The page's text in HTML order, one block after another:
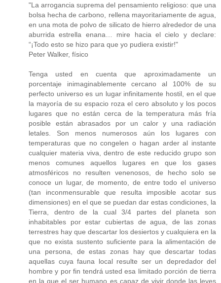
"La arrogancia suprema del pensamiento religioso: que una
bolsa hecha de carbono, rellena mayoritariamente de agua,
en una mota de polvo de silicato de hierro alrededor de una
aburrida estrella enana… mire hacia el cielo y declare:
“¡Todo esto se hizo para que yo pudiera existir!"
Peter Walker, físico
Tenga usted en cuenta que aproximadamente un
porcentaje inimaginablemente cercano al 100% de su
perfecto universo es un lugar infinitamente hostil, en el que
la mayoría de su espacio roza el cero absoluto y los pocos
lugares que no están cerca de la temperatura más fría
posible están abrasados por un calor y una radiación
letales. Son menos numerosos aún los lugares con
temperaturas que no congelen o hagan arder al instante
cualquier materia viva, dentro de este reducido grupo son
menos comunes aquellos lugares en que los gases
atmosféricos no resulten venenosos, de hecho solo se
conoce un lugar, de momento, de entre todo el universo
(tan inconmensurable que resulta imposible acotar sus
dimensiones) en el que se puedan dar estas condiciones, la
Tierra, dentro de la cual 3/4 partes del planeta son
inhabitables por estar cubiertas de agua, de las zonas
terrestres hay que descartar los desiertos y cualquiera en la
que no exista sustento suficiente para la alimentación de
una persona, de estas zonas hay que descartar todas
aquellas cuya fauna local resulte ser un depredador del
hombre y por fin tendrá usted esa limitado porción de tierra
en la que el ser humano es capaz de vivir donde las leyes